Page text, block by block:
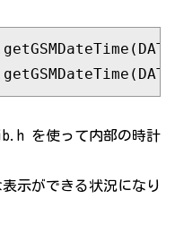
getGSMDateTime
getGSMDateTime
を使って内部の時計
示ができる状況になり